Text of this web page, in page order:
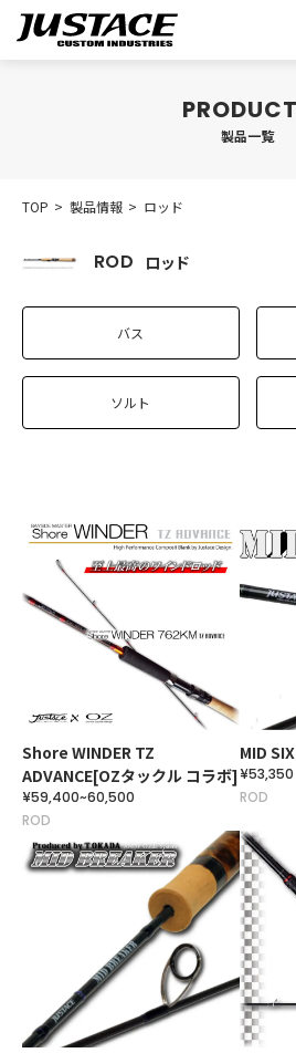
製品一覧
TOP > 製品情報 > ロッド
ロッド
バス
ソルト
Shore WINDER TZ
ADVANCE[OZタックル コラボ]
¥59,400~60,500
ROD
MID SIX
¥53,350
ROD